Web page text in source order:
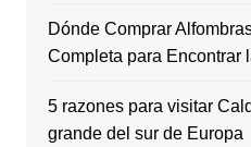
Dónde Comprar
Completa para Encontrar
5 razones para visitar
grande del sur de Europa